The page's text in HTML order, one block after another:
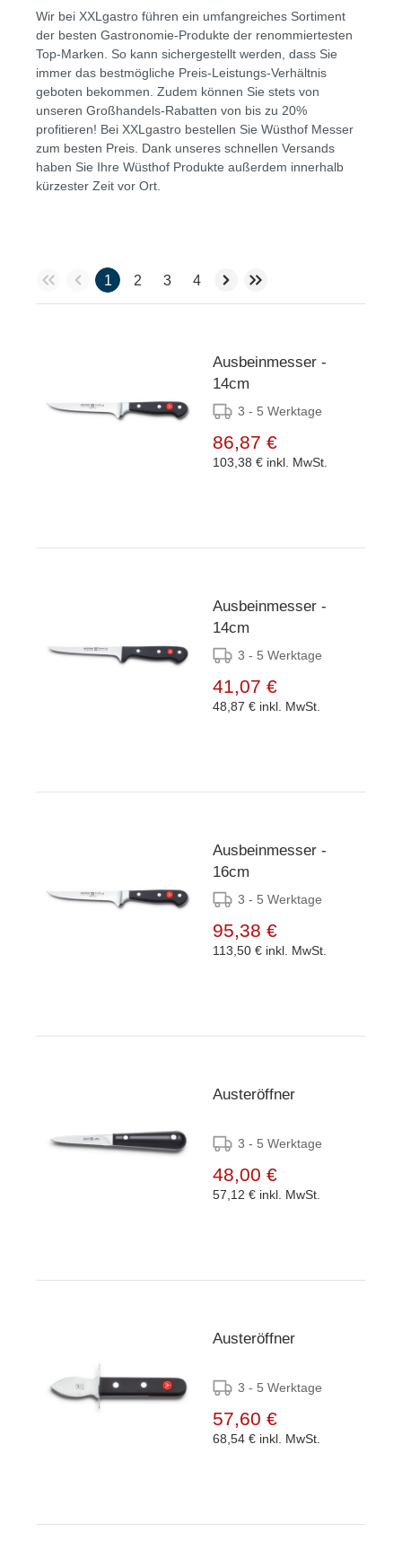
Wir bei XXLgastro führen ein umfangreiches Sortiment
der besten Gastronomie-Produkte der renommiertesten
Top-Marken. So kann sichergestellt werden, dass Sie
immer das bestmögliche Preis-Leistungs-Verhältnis
geboten bekommen. Zudem können Sie stets von
unseren Großhandels-Rabatten von bis zu 20%
profitieren! Bei XXLgastro bestellen Sie Wüsthof Messer
zum besten Preis. Dank unseres schnellen Versands
haben Sie Ihre Wüsthof Produkte außerdem innerhalb
kürzester Zeit vor Ort.
1 2 3 4
Ausbeinmesser -
14cm
3 - 5 Werktage
86,87 €
103,38 € inkl. MwSt.
Ausbeinmesser -
14cm
3 - 5 Werktage
41,07 €
48,87 € inkl. MwSt.
Ausbeinmesser -
16cm
3 - 5 Werktage
95,38 €
113,50 € inkl. MwSt.
Austeröffner
3 - 5 Werktage
48,00 €
57,12 € inkl. MwSt.
Austeröffner
3 - 5 Werktage
57,60 €
68,54 € inkl. MwSt.